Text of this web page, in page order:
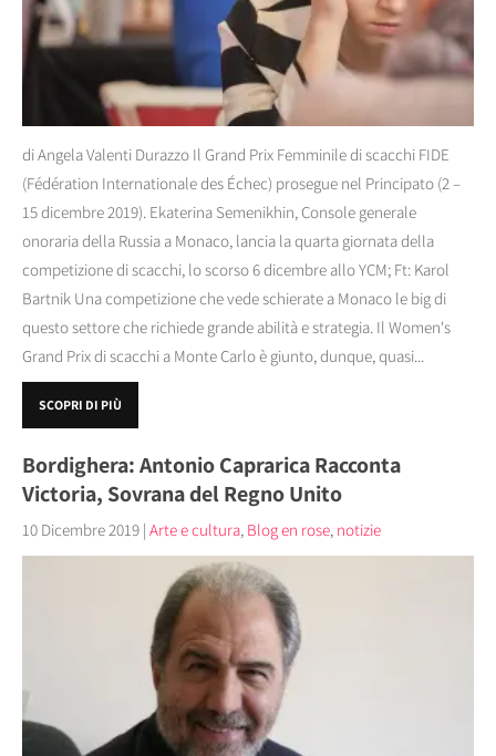
di Angela Valenti Durazzo Il Grand Prix Femminile di scacchi FIDE
(Fédération Internationale des Échec) prosegue nel Principato (2 –
15 dicembre 2019). Ekaterina Semenikhin, Console generale
onoraria della Russia a Monaco, lancia la quarta giornata della
competizione di scacchi, lo scorso 6 dicembre allo YCM; Ft: Karol
Bartnik Una competizione che vede schierate a Monaco le big di
questo settore che richiede grande abilità e strategia. Il Women's
Grand Prix di scacchi a Monte Carlo è giunto, dunque, quasi...
SCOPRI DI PIÙ
Bordighera: Antonio Caprarica Racconta
Victoria, Sovrana del Regno Unito
10 Dicembre 2019 | Arte e cultura, Blog en rose, notizie